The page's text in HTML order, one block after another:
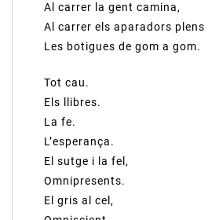
Al carrer la gent camina,
Al carrer els aparadors plens
Les botigues de gom a gom.
Tot cau.
Els llibres.
La fe.
L’esperança.
El sutge i la fel,
Omnipresents.
El gris al cel,